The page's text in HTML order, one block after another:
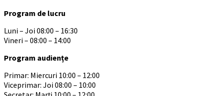
Program de lucru
Luni – Joi 08:00 – 16:30
Vineri – 08:00 – 14:00
Program audiențe
Primar: Miercuri 10:00 – 12:00
Viceprimar: Joi 08:00 – 10:00